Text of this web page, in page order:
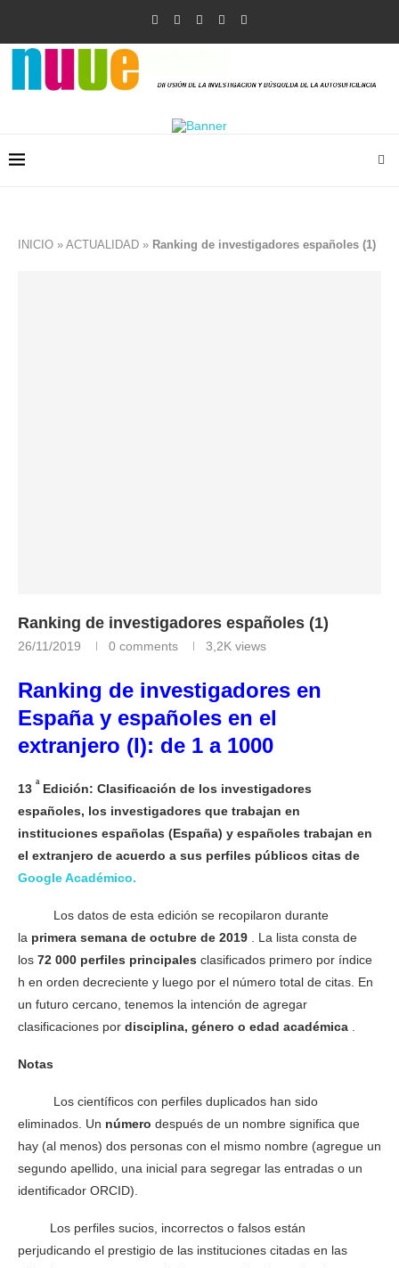
INICIO » ACTUALIDAD » Ranking de investigadores españoles (1)
Ranking de investigadores españoles (1)
26/11/2019 0 comments 3,2K views
Ranking de investigadores en
España y españoles en el
extranjero (I): de 1 a 1000
13 ªEdición: Clasificación de los investigadores
españoles, los investigadores que trabajan en
instituciones españolas (España) y españoles trabajan en
el extranjero de acuerdo a sus perfiles públicos citas de
Google Académico.
Los datos de esta edición se recopilaron durante
la primera semana de octubre de 2019 . La lista consta de
los 72 000 perfiles principales clasificados primero por índice
h en orden decreciente y luego por el número total de citas. En
un futuro cercano, tenemos la intención de agregar
clasificaciones por disciplina, género o edad académica
Notas
Los científicos con perfiles duplicados han sido
eliminados. Un número después de un nombre significa que
hay (al menos) dos personas con el mismo nombre (agregue un
segundo apellido, una inicial para segregar las entradas o un
identificador ORCID).
Los perfiles sucios, incorrectos o falsos están
perjudicando el prestigio de las instituciones citadas en las